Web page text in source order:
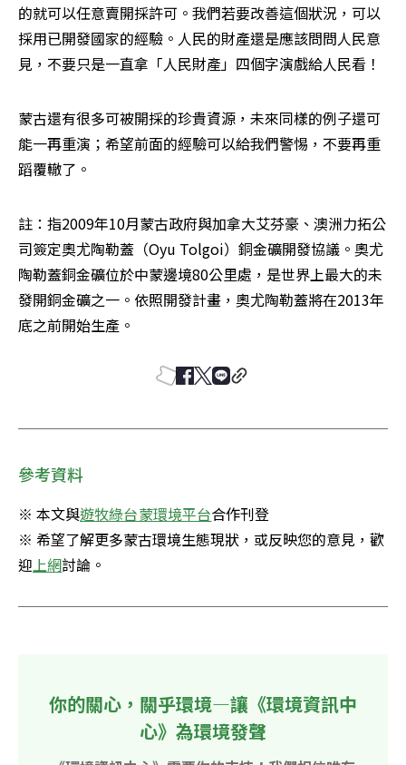
的就可以任意賣開採許可。我們若要改善這個狀況，可以
採用已開發國家的經驗。人民的財產還是應該問問人民意
見，不要只是一直拿「人民財產」四個字演戲給人民看！
蒙古還有很多可被開採的珍貴資源，未來同樣的例子還可
能一再重演；希望前面的經驗可以給我們警惕，不要再重
蹈覆轍了。
註：指2009年10月蒙古政府與加拿大艾芬豪、澳洲力拓公
司簽定奧尤陶勒蓋（Oyu Tolgoi）銅金礦開發協議。奧尤
陶勒蓋銅金礦位於中蒙邊境80公里處，是世界上最大的未
發開銅金礦之一。依照開發計畫，奧尤陶勒蓋將在2013年
底之前開始生產。
參考資料
※ 本文與遊牧綠台蒙環境平台合作刊登
※ 希望了解更多蒙古環境生態現狀，或反映您的意見，歡
迎 上網討論。
你的關心，關乎環境—讓《環境資訊中
心》為環境發聲